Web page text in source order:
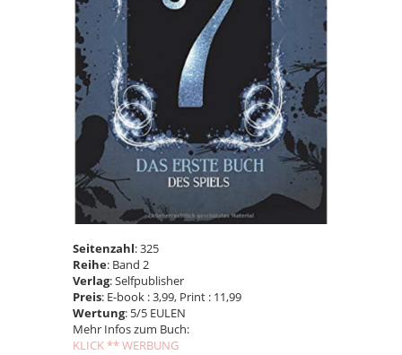
Seitenzahl: 325
Reihe: Band 2
Verlag: Selfpublisher
Preis: E-book : 3,99, Print : 11,99
Wertung: 5/5 EULEN
Mehr Infos zum Buch:
KLICK ** WERBUNG